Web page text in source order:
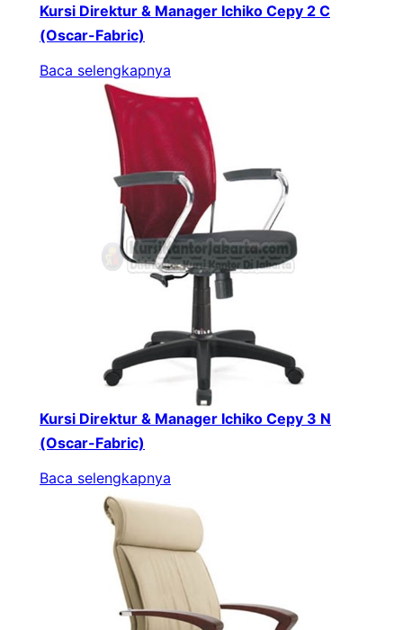
Kursi Direktur & Manager Ichiko Cepy 2 C
(Oscar-Fabric)
Baca selengkapnya
Kursi Direktur & Manager Ichiko Cepy 3 N
(Oscar-Fabric)
Baca selengkapnya